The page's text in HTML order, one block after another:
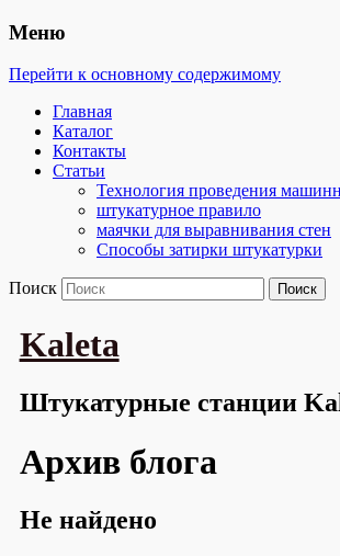
Меню
Перейти к основному содержимому
Главная
Каталог
Контакты
Статьи
Технология проведения
штукатурное правило
маячки для выравнивания стен
Способы затирки штукатурки
Поиск
Kaleta
Штукатурные станции
Архив блога
Не найдено